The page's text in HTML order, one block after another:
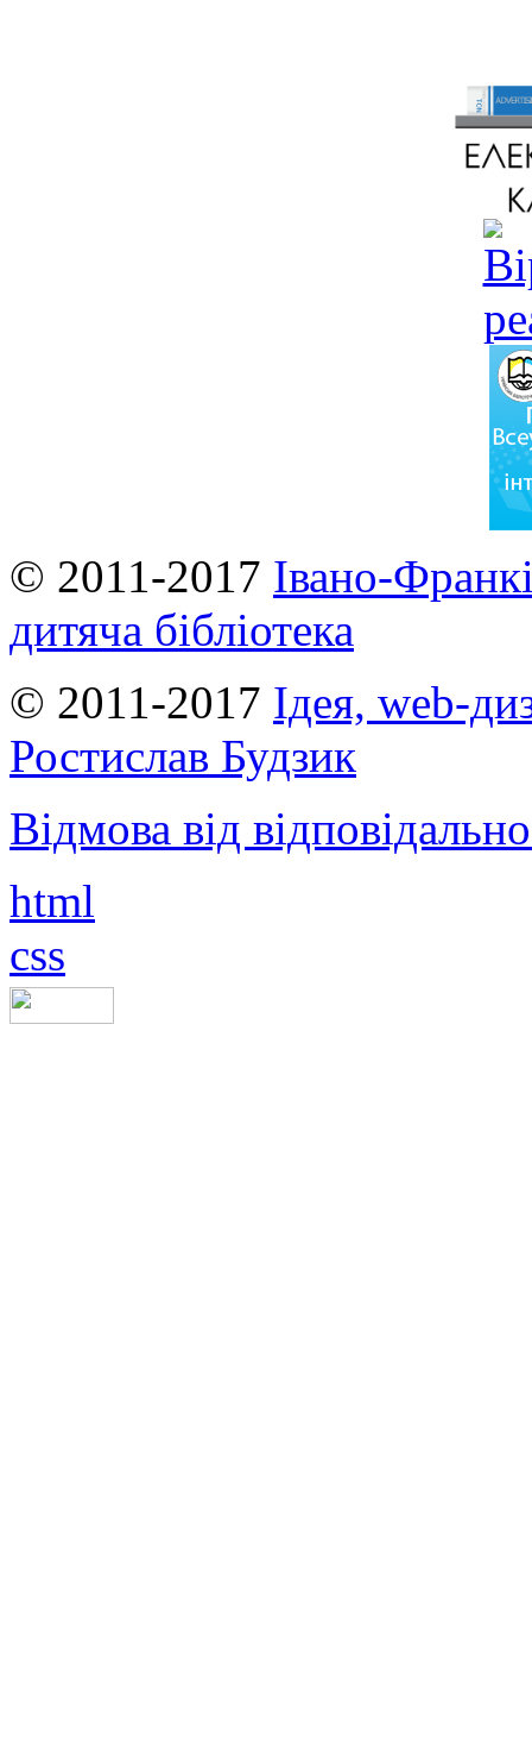
© 2011-2017 Івано-
дитяча бібліотека
© 2011-2017 Ідея, web-
Ростислав Будзик
Відмова від
html
css